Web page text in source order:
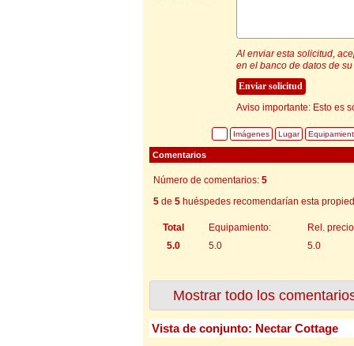
Al enviar esta solicitud,
en el banco de datos de
Aviso importante: Esto es
Imágenes Lugar
Comentarios
Número de comentarios: 5
5 de 5 huéspedes recomendarían esta
Total
5.0
Equipamiento:
5.0
Rel.
5.0
Mostrar todo los
Vista de conjunto: Nectar Cottage